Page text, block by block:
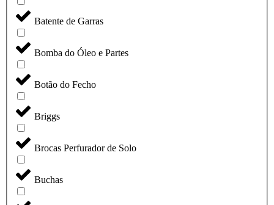
Batente de Garras
Bomba do Óleo e Partes
Botão do Fecho
Briggs
Brocas Perfurador de Solo
Buchas